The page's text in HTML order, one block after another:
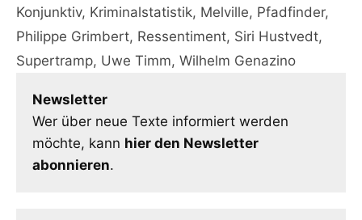
Konjunktiv, Kriminalstatistik, Melville, Pfadfinder,
Philippe Grimbert, Ressentiment, Siri Hustvedt,
Supertramp, Uwe Timm, Wilhelm Genazino
Newsletter
Wer über neue Texte informiert werden
möchte, kann hier den Newsletter
abonnieren.